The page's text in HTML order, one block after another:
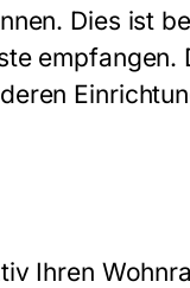
Dies ist
empfangen.
Ihren